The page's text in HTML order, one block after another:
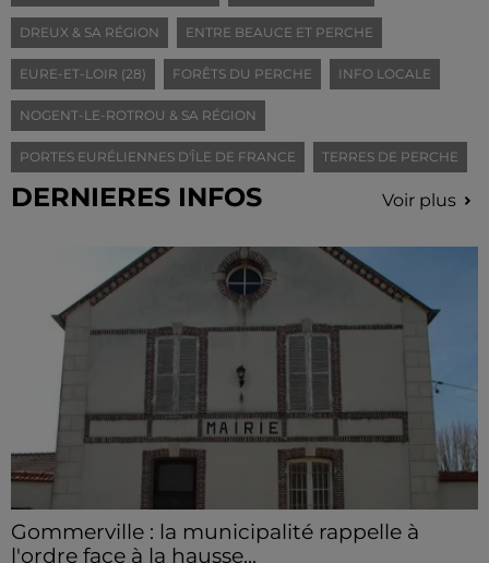
DREUX & SA RÉGION ENTRE BEAUCE ET PERCHE
EURE-ET-LOIR (28) FORÊTS DU PERCHE INFO LOCALE
NOGENT-LE-ROTROU & SA RÉGION
PORTES EURÉLIENNES D'ÎLE DE FRANCE TERRES DE PERCHE
DERNIERES INFOS Voir plus
Gommerville : la municipalité rappelle à
l'ordre face à la hausse...